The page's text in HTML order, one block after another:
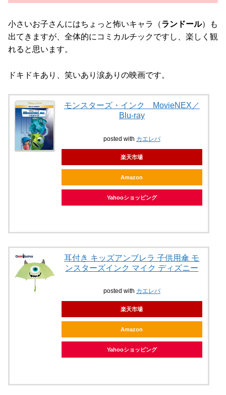
小さいお子さんにはちょっと怖いキャラ（ランドール）も
出てきますが、全体的にコミカルチックですし、楽しく観
れると思います。
ドキドキあり、笑いあり涙ありの映画です。
モンスターズ・インク MovieNEX／
Blu-ray
posted with カエレバ
楽天市場
Amazon
Yahooショッピング
耳付き キッズアンブレラ 子供用傘 モ
ンスターズインク マイク ディズニー
posted with カエレバ
楽天市場
Amazon
Yahooショッピング